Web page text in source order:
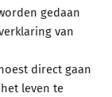
gedaan
van
direct gaan
leven te